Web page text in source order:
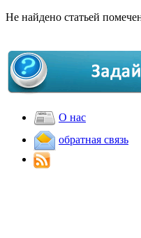
Не найдено статьей
О нас
обратная связь